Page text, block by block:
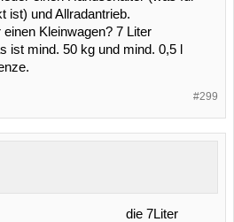
ist) und Allradantrieb.
Kleinwagen? 7 Liter
ist mind. 50 kg und mind. 0,5 l
#299
die 7Liter